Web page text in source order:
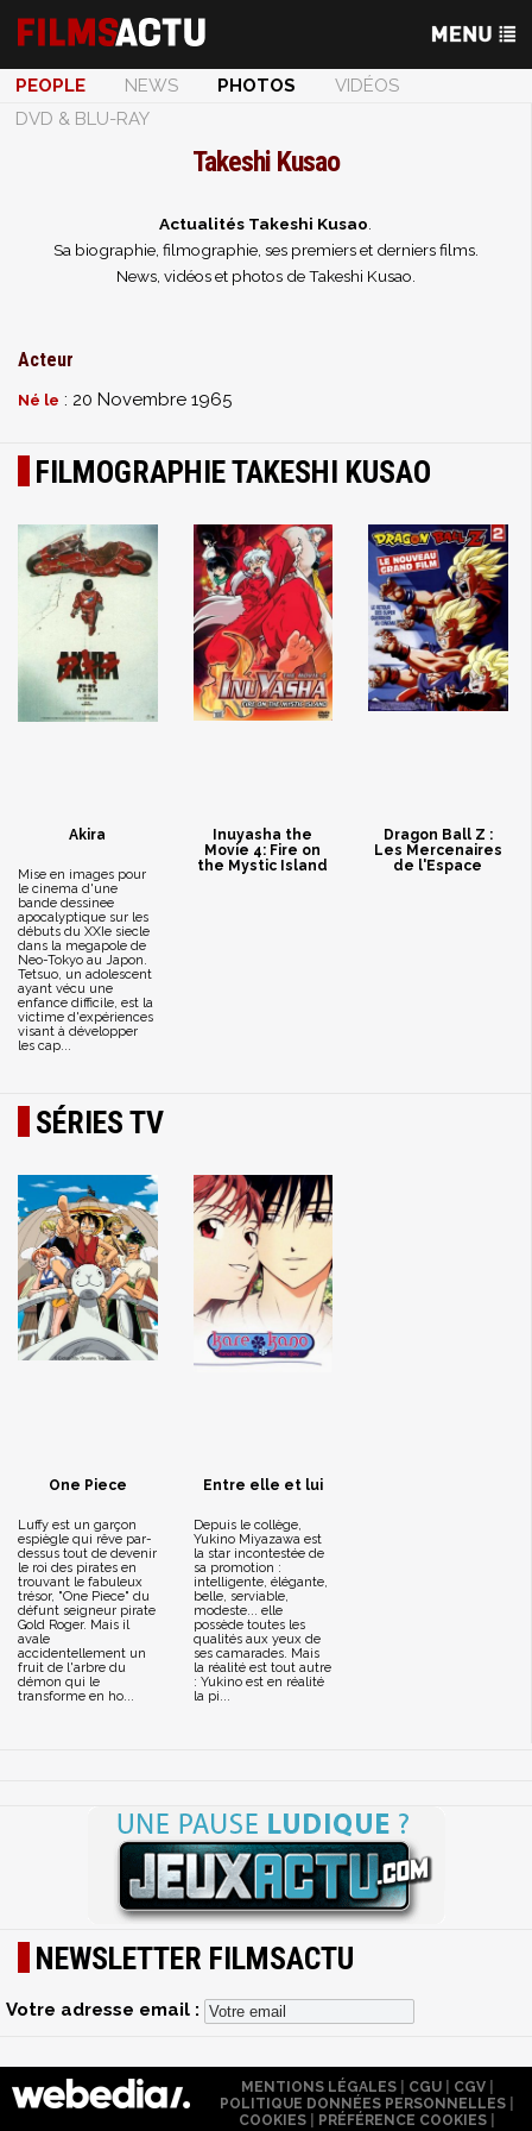
PEOPLE NEWS PHOTOS
VIDÉOS
DVD & BLU-RAY
Takeshi Kusao
Actualités Takeshi Kusao
Sa biographie, filmographie, ses premiers et derniers films.
News, vidéos et photos de Takeshi Kusao.
Acteur
Né le : 20 Novembre 1965
FILMOGRAPHIE TAKESHI KUSAO
Akira
Mise en images pour
le cinema d'une
bande dessinee
apocalyptique sur les
débuts du XXIe siecle
dans la megapole de
Neo-Tokyo au Japon.
Tetsuo, un adolescent
ayant vécu une
enfance difficile, est la
victime d'expériences
visant à développer
les cap...
Inuyasha the
Movie 4: Fire on
the Mystic Island
Dragon Ball Z :
Les Mercenaires
de l'Espace
SÉRIES TV
One Piece
Luffy est un garçon
espiègle qui rêve par-
dessus tout de devenir
le roi des pirates en
trouvant le fabuleux
trésor, "One Piece" du
défunt seigneur pirate
Gold Roger. Mais il
avale
accidentellement un
fruit de l'arbre du
démon qui le
transforme en ho...
Entre elle et lui
Depuis le collège,
Yukino Miyazawa est
la star incontestée de
sa promotion :
intelligente, élégante,
belle, serviable,
modeste... elle
possède toutes les
qualités aux yeux de
ses camarades. Mais
la réalité est tout autre
: Yukino est en réalité
la pi...
NEWSLETTER FILMSACTU
Votre adresse email :
MENTIONS LÉGALES| CGU| CGV|
POLITIQUE DONNÉES PERSONNELLES
COOKIES
PRÉFÉRENCE COOKIES